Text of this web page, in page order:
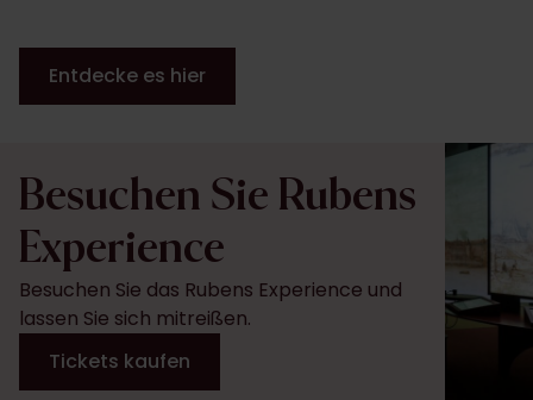
Entdecke es hier
Besuchen Sie Rubens
Experience
Besuchen Sie das Rubens Experience und
lassen Sie sich mitreißen.
Tickets kaufen